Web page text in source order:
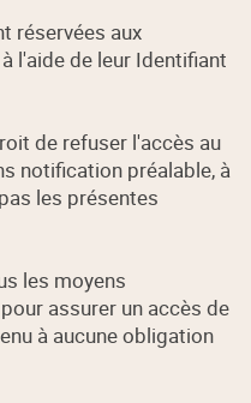
réservées aux
l'aide de leur Identifiant
de refuser l'accès au
notification préalable, à
les présentes
les moyens
assurer un accès de
à aucune obligation